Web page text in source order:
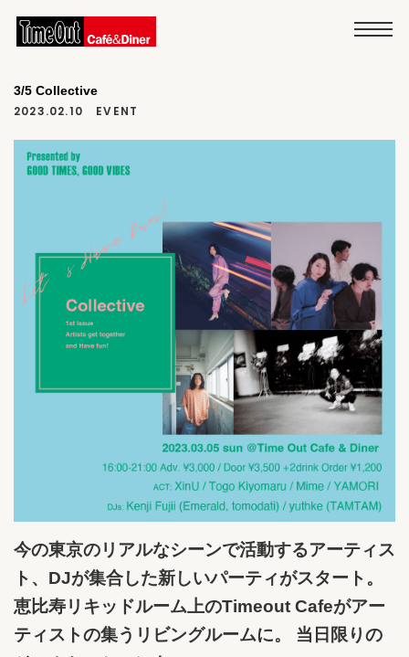
3/5 Collective
2023.02.10 EVENT
今の東京のリアルなシーンで活動するアーティス
ト、DJが集合した新しいパーティがスタート。
恵比寿リキッドルーム上のTimeout Cafeがアー
ティストの集うリビングルームに。 当日限りの